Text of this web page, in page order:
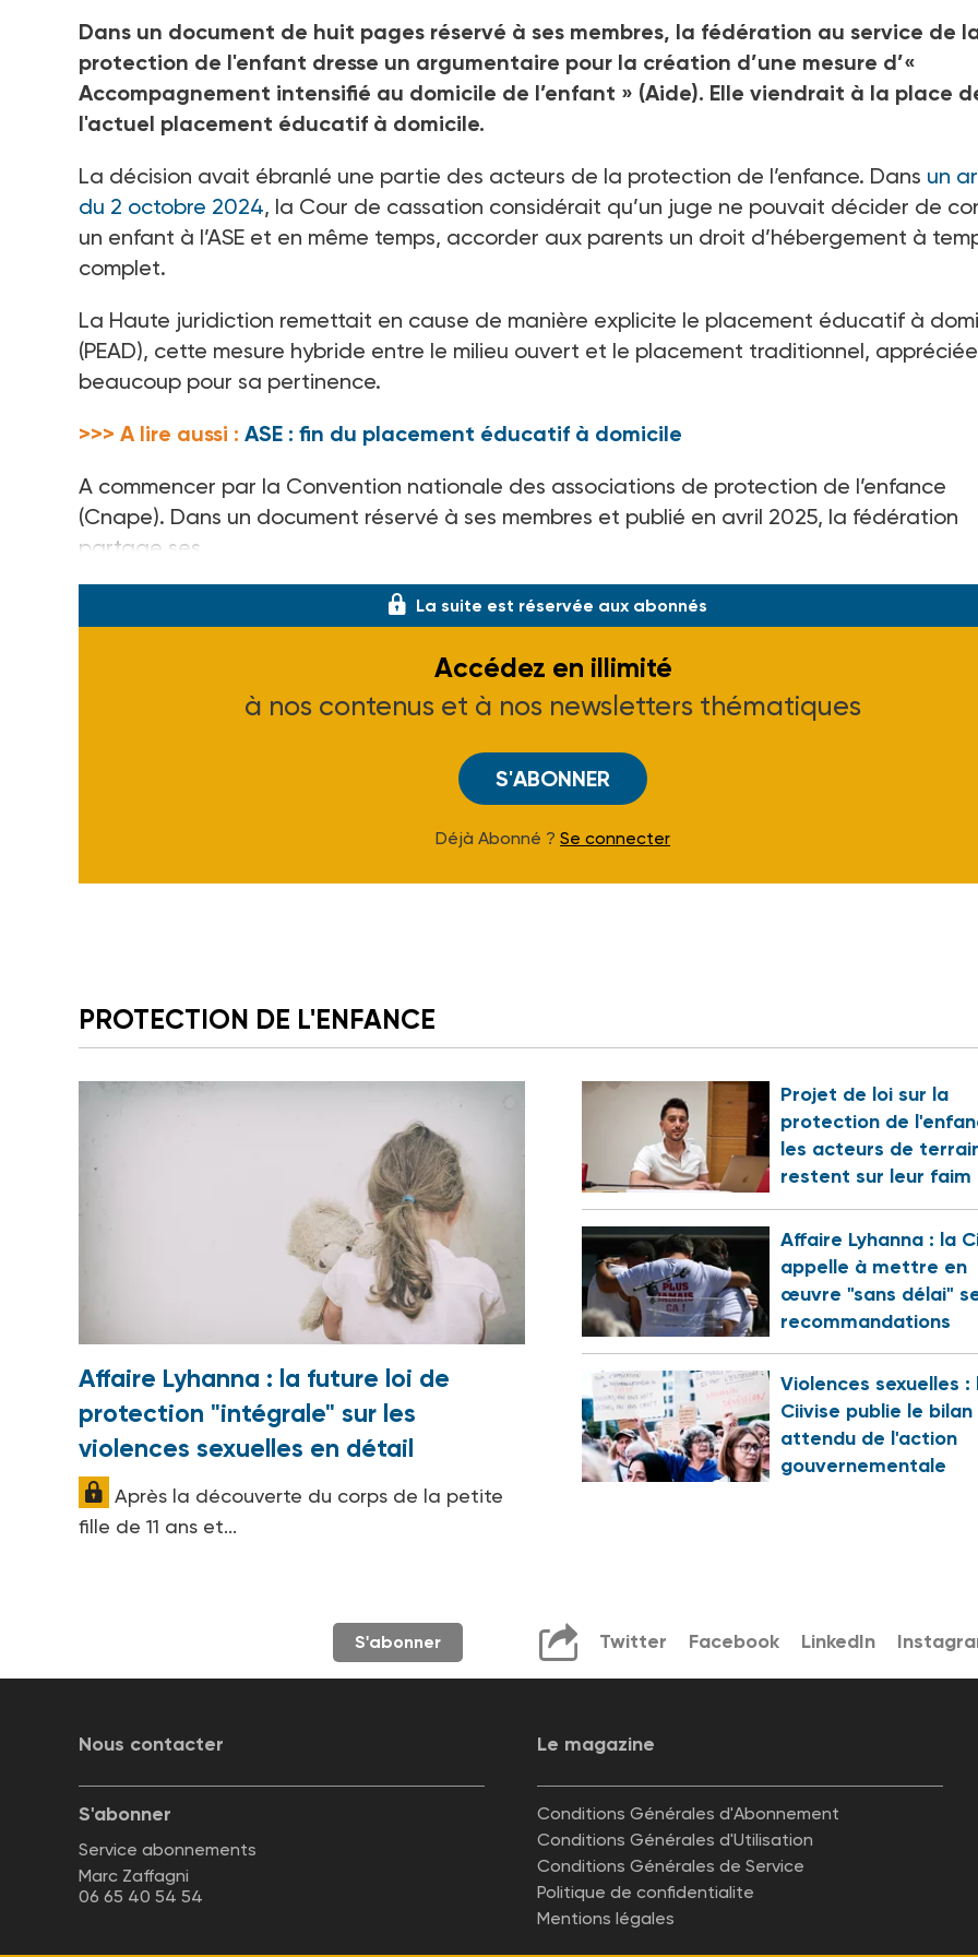
Crédit photo Boris - stock.adobe.com
Dans un document de huit pages réservé à ses membres, la fédération au service de
protection de l'enfant dresse un argumentaire pour la création d’une mesure d’«
Accompagnement intensifié au domicile de l’enfant » (Aide). Elle viendrait à la place
l'actuel placement éducatif à domicile.
La décision avait ébranlé une partie des acteurs de la protection de l’enfance. Dans un
du 2 octobre 2024, la Cour de cassation considérait qu’un juge ne pouvait décider de
un enfant à l’ASE et en même temps, accorder aux parents un droit d’hébergement à
complet.
La Haute juridiction remettait en cause de manière explicite le placement éducatif à
(PEAD), cette mesure hybride entre le milieu ouvert et le placement traditionnel,
beaucoup pour sa pertinence.
>>> A lire aussi : ASE : fin du placement éducatif à domicile
A commencer par la Convention nationale des associations de protection de l’enfance
(Cnape). Dans un document réservé à ses membres et publié en avril 2025, la fédération
partage ses
La suite est réservée aux abonnés
Accédez en illimité
à nos contenus et à nos newsletters thématiques
S'ABONNER
Déjà Abonné ? Se connecter
PROTECTION DE L'ENFANCE
Affaire Lyhanna : la future loi de
protection "intégrale" sur les
violences sexuelles en détail
Après la découverte du corps de la petite
fille de 11 ans et...
Projet de loi sur la
protection de
les acteurs de
restent sur leur faim
Affaire Lyhanna : la
appelle à mettre en
œuvre "sans délai"
recommandations
Violences sexuelles :
Ciivise publie le
attendu de l'action
gouvernementale
S'abonner Twitter Facebook LinkedIn
Nous contacter Le magazine
S'abonner
Service abonnements
Marc Zaffagni
06 65 40 54 54
Conditions Générales d'Abonnement
Conditions Générales d'Utilisation
Conditions Générales de Service
Politique de confidentialite
Mentions légales